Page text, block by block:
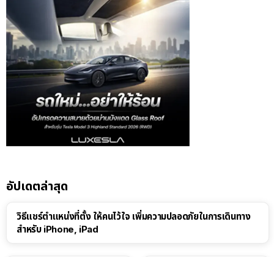
อัปเดตล่าสุด
วิธีแชร์ตำแหน่งที่ตั้ง ให้คนไว้ใจ เพิ่มความปลอดภัยในการเดินทาง
สำหรับ iPhone, iPad